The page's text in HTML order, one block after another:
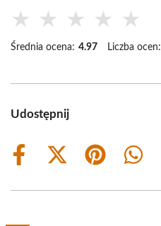
★ ★ ★ ★ ★
Średnia ocena: 4.97 Liczba ocen:
Udostępnij
Share
Share
(Twitter)
Share
Share